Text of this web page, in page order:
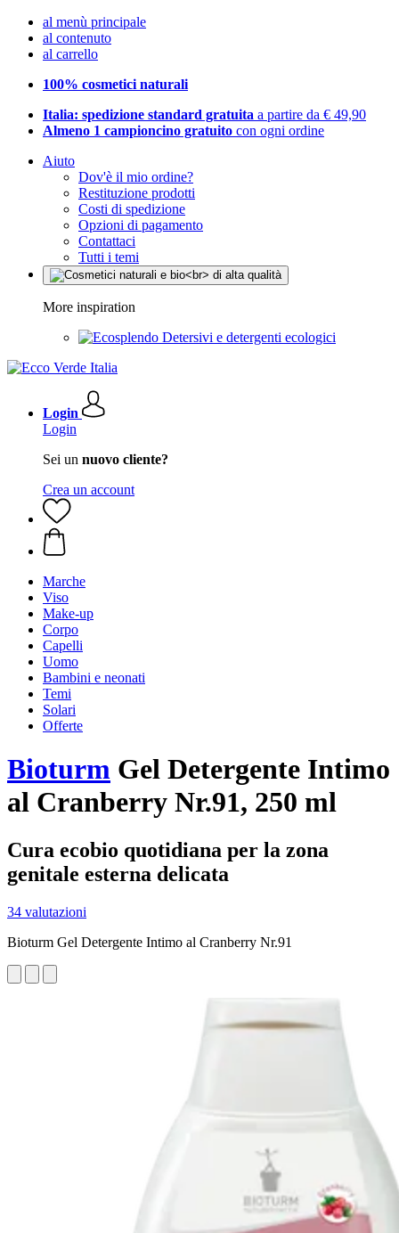
al menù principale
al contenuto
al carrello
100% cosmetici naturali
Italia: spedizione standard gratuita a partire da € 49,90
Almeno 1 campioncino gratuito con ogni ordine
Aiuto
Dov'è il mio ordine?
Restituzione prodotti
Costi di spedizione
Opzioni di pagamento
Contattaci
Tutti i temi
More inspiration
Detersivi e detergenti ecologici
Login
Login
Sei un nuovo cliente?
Crea un account
Marche
Viso
Make-up
Corpo
Capelli
Uomo
Bambini e neonati
Temi
Solari
Offerte
Bioturm Gel Detergente Intimo
al Cranberry Nr.91, 250 ml
Cura ecobio quotidiana per la zona
genitale esterna delicata
34 valutazioni
Bioturm Gel Detergente Intimo al Cranberry Nr.91